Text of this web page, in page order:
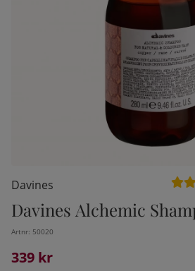
Davines
Davines Alchemic
Artnr: 50020
339 kr